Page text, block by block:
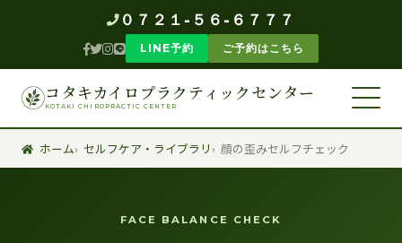
０７２１-５６-６７７７
LINE予約 ご予約はこちら
コタキカイロプラクティックセンター
KOTAKI CHIROPRACTIC CENTER
ホーム セルフケア・ライブラリ 顔の歪みセルフチェック
FACE BALANCE CHECK